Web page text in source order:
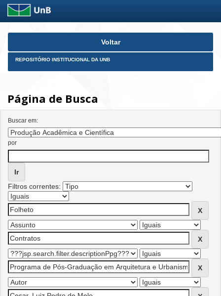
Skip
Voltar
REPOSITÓRIO INSTITUCIONAL DA UNB
Página de Busca
Buscar em:
por
Filtros correntes: